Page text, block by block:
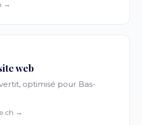
→
web
optimisé pour Bas-
→